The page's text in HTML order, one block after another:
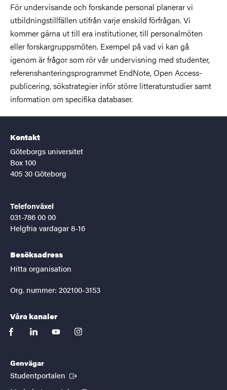
För undervisande och forskande personal planerar vi
utbildningstillfällen utifrån varje enskild förfrågan. Vi
kommer gärna ut till era institutioner, till personalmöten
eller forskargruppsmöten. Exempel på vad vi kan gå
igenom är frågor som rör vår undervisning med studenter,
referenshanteringsprogrammet EndNote, Open Access-
publicering, sökstrategier inför större litteraturstudier samt
information om specifika databaser.
Kontakt
Göteborgs universitet
Box 100
405 30 Göteborg
Telefonväxel
031-786 00 00
Helgfria vardagar 8-16
Besöksadress
Hitta organisation
Org. nummer: 202100-3153
Våra kanaler
facebooklinkedinyoutubeinstagram
Genvägar
Studentportalen (Extern länk)